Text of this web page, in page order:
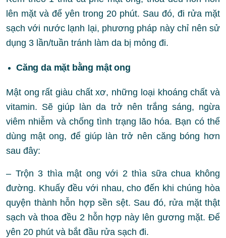
lên mặt và để yên trong 20 phút. Sau đó, đi rửa mặt
sạch với nước lạnh lại, phương pháp này chỉ nên sử
dụng 3 lần/tuần tránh làm da bị mỏng đi.
Căng da mặt bằng mật ong
Mật ong rất giàu chất xơ, những loại khoáng chất và
vitamin. Sẽ giúp làn da trở nên trắng sáng, ngừa
viêm nhiễm và chống tình trạng lão hóa. Bạn có thể
dùng mật ong, để giúp làn trở nên căng bóng hơn
sau đây:
– Trộn 3 thìa mật ong với 2 thìa sữa chua không
đường. Khuấy đều với nhau, cho đến khi chúng hòa
quyện thành hỗn hợp sền sệt. Sau đó, rửa mặt thật
sạch và thoa đều 2 hỗn hợp này lên gương mặt. Để
yên 20 phút và bắt đầu rửa sạch đi.